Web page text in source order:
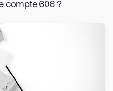
compte 606 ?